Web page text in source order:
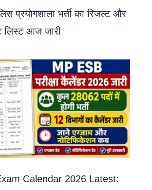
प्रयोगशाला भर्ती का रिजल्ट और
लिस्ट आज जारी
Calendar 2026 Latest: